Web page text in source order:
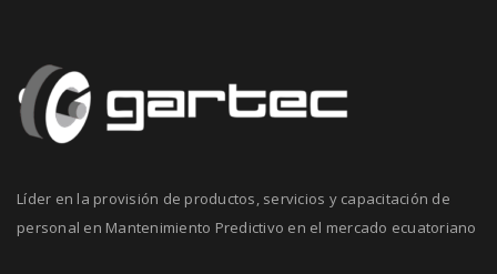
Líder en la provisión de productos, servicios y capacitación de
personal en Mantenimiento Predictivo en el mercado ecuatoriano